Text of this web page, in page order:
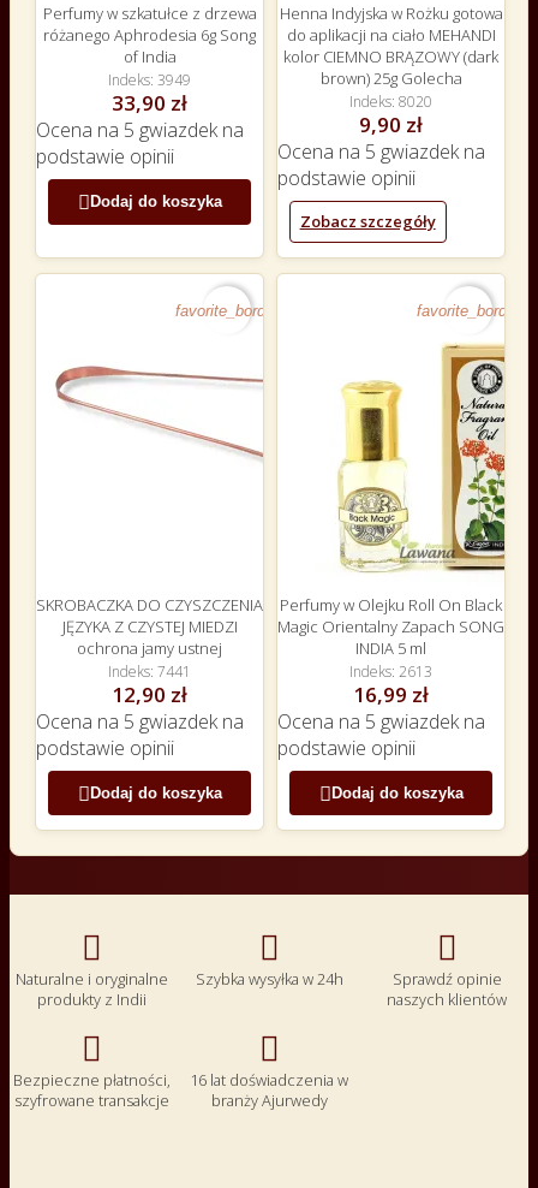
Perfumy w szkatułce z drzewa
różanego Aphrodesia 6g Song
of India
Indeks 3949
33,90 zł
Ocena na 5 gwiazdek na
podstawie opinii
 Dodaj do koszyka
Henna Indyjska w Rożku gotowa
do aplikacji na ciało MEHANDI
kolor CIEMNO BRĄZOWY (dark
brown) 25g Golecha
Indeks 8020
9,90 zł
Ocena na 5 gwiazdek na
podstawie opinii
Zobacz szczegóły
favorite_border
SKROBACZKA DO CZYSZCZENIA
JĘZYKA Z CZYSTEJ MIEDZI
ochrona jamy ustnej
Indeks 7441
12,90 zł
Ocena na 5 gwiazdek na
podstawie opinii
 Dodaj do koszyka
favorite_border
Perfumy w Olejku Roll On Black
Magic Orientalny Zapach SONG
INDIA 5 ml
Indeks 2613
16,99 zł
Ocena na 5 gwiazdek na
podstawie opinii
 Dodaj do koszyka

Naturalne i oryginalne
produkty z Indii

Szybka wysyłka w 24h

Sprawdź opinie
naszych klientów

Bezpieczne płatności,
szyfrowane transakcje

16 lat doświadczenia w
branży Ajurwedy